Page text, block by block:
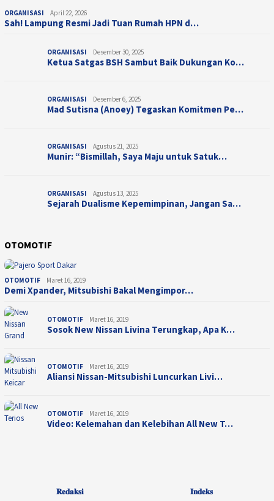
ORGANISASI April 22, 2026
Sah! Lampung Resmi Jadi Tuan Rumah HPN d…
ORGANISASI Desember 30, 2025
Ketua Satgas BSH Sambut Baik Dukungan Ko…
ORGANISASI Desember 6, 2025
Mad Sutisna (Anoey) Tegaskan Komitmen Pe…
ORGANISASI Agustus 21, 2025
Munir: “Bismillah, Saya Maju untuk Satuk…
ORGANISASI Agustus 13, 2025
Sejarah Dualisme Kepemimpinan, Jangan Sa…
OTOMOTIF
OTOMOTIF Maret 16, 2019
Demi Xpander, Mitsubishi Bakal Mengimpor…
OTOMOTIF Maret 16, 2019
Sosok New Nissan Livina Terungkap, Apa K…
OTOMOTIF Maret 16, 2019
Aliansi Nissan-Mitsubishi Luncurkan Livi…
OTOMOTIF Maret 16, 2019
Video: Kelemahan dan Kelebihan All New T…
𝐑𝐞𝐝𝐚𝐤𝐬𝐢
𝐈𝐧𝐝𝐞𝐤𝐬